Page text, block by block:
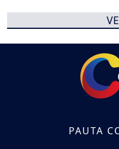
PAUTA